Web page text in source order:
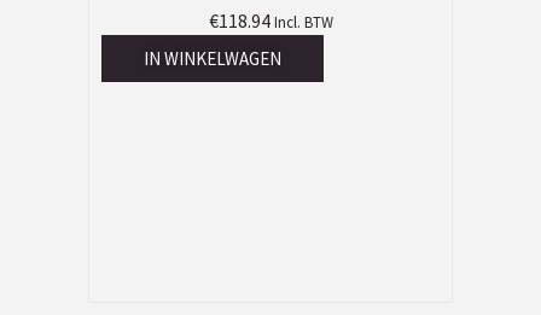
€118.94 Incl. BTW
IN WINKELWAGEN